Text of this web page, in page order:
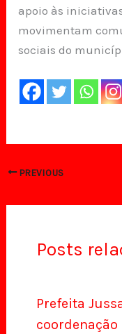
apoio às
movimentam
sociais do
PREVIOUS
Posts
Prefeita